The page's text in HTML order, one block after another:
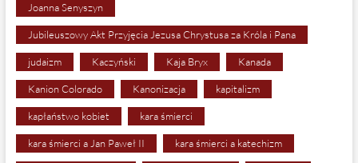
Joanna Senyszyn
Jubileuszowy Akt Przyjęcia Jezusa Chrystusa za Króla i Pana
judaizm Kaczyński Kaja Bryx Kanada
Kanion Colorado Kanonizacja kapitalizm
kapłaństwo kobiet kara śmierci
kara śmierci a Jan Paweł II kara śmierci a katechizm